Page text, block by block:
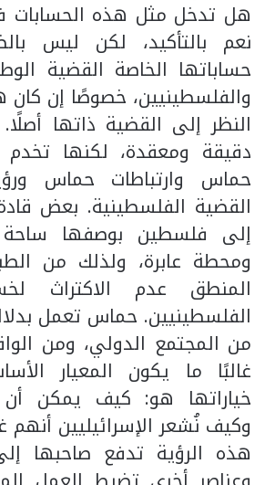
هل تدخل مثل هذه
نعم بالتأكيد، لكن ليس
حساباتها الخاصة القضية
والفلسطينيين، خصوصًا إن
النظر إلى القضية ذاتها
دقيقة ومعقدة، لكنها
حماس وارتباطات حماس
القضية الفلسطينية. بعض
إلى فلسطين بوصفها ساحة
ومحطة عابرة، ولذلك من
المنطق عدم الاكتراث
الفلسطينيين. حماس تعمل
من المجتمع الدولي، ومن
غالبًا ما يكون المعيار
خياراتها هو: كيف يمكن أن
وكيف نُشعر الإسرائيليين أنهم
هذه الرؤية تدفع صاحبها